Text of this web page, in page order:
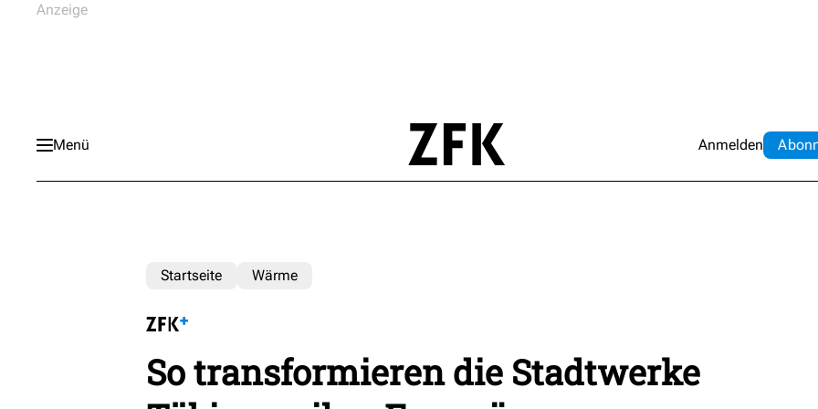
Menü Anmelden Abo
Startseite Wärme
So transformieren die Stadtwerke